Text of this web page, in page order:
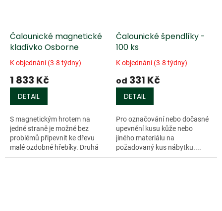
Čalounické magnetické
kladívko Osborne
K objednání (3-8 týdny)
1 833 Kč
DETAIL
S magnetickým hrotem na
jedné straně je možné bez
problémů připevnit ke dřevu
malé ozdobné hřebíky. Druhá
strana...
Čalounické špendlíky -
100 ks
K objednání (3-8 týdny)
od 331 Kč
DETAIL
Pro označování nebo dočasné
upevnění kusu kůže nebo
jiného materiálu na
požadovaný kus nábytku....